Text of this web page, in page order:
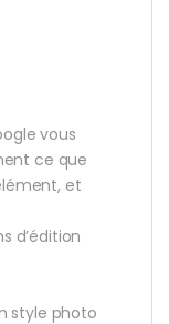
vous
ce que
et
d’édition
style photo